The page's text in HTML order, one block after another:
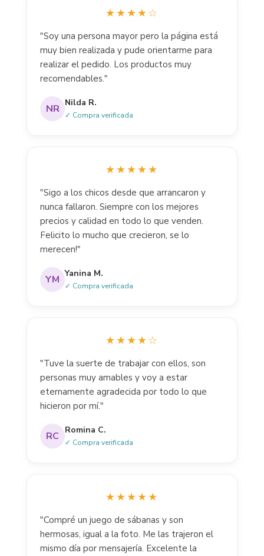
★★★★☆
"Soy una persona mayor pero la página está
muy bien realizada y pude orientarme para
realizar el pedido. Los productos muy
recomendables."
NR Nilda R.
✓ Compra verificada
★★★★★
"Sigo a los chicos desde que arrancaron y
nunca fallaron. Siempre con los mejores
precios y calidad en todo lo que venden.
Felicito lo mucho que crecieron, se lo
merecen!"
YM Yanina M.
✓ Compra verificada
★★★★☆
"Tuve la suerte de trabajar con ellos, son
personas muy amables y voy a estar
eternamente agradecida por todo lo que
hicieron por mí."
RC Romina C.
✓ Compra verificada
★★★★★
"Compré un juego de sábanas y son
hermosas, igual a la foto. Me las trajeron el
mismo día por mensajería. Excelente la